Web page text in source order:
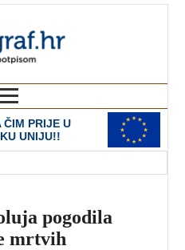
ČIM PRIJE U
UNIJU!!
pogodila
mrtvih